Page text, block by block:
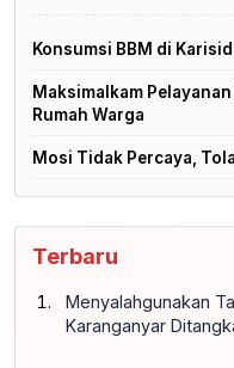
Konsumsi BBM di
Maksimalkam
Rumah Warga
Mosi Tidak Percaya,
Terbaru
Menyalahgunakan
Karanganyar